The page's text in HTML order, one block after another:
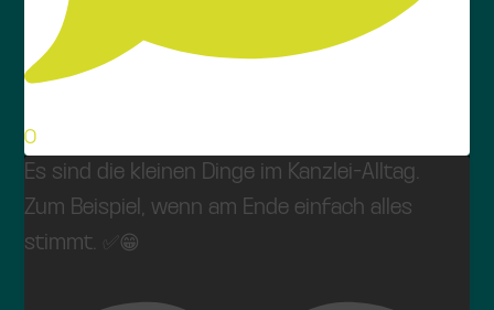
0
Es sind die kleinen Dinge im Kanzlei-Alltag.
Zum Beispiel, wenn am Ende einfach alles
stimmt. ✅😁